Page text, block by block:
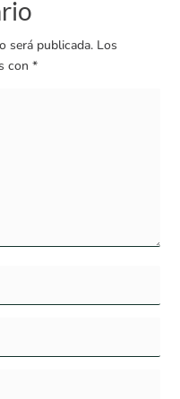
será publicada. Los
con*